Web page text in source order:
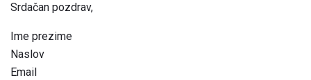
Srdačan pozdrav,
Ime prezime
Naslov
Email